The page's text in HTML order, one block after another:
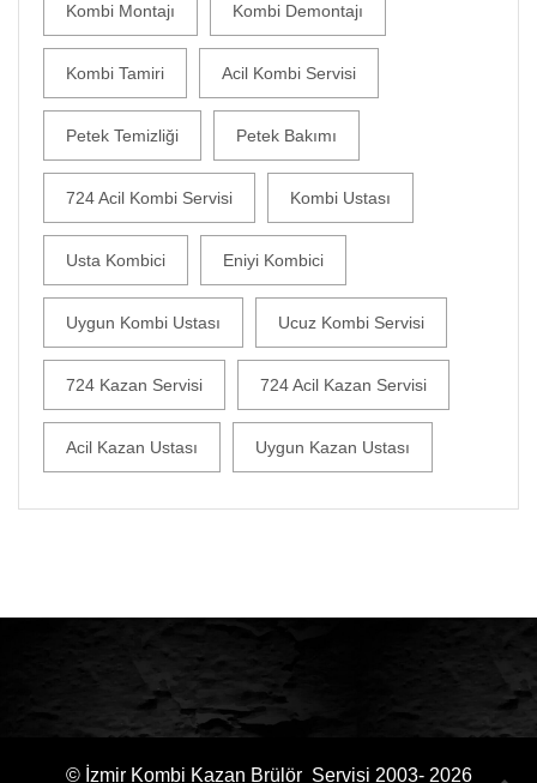
Kombi Montajı Kombi Demontajı
Kombi Tamiri Acil Kombi Servisi
Petek Temizliği Petek Bakımı
724 Acil Kombi Servisi Kombi Ustası
Usta Kombici Eniyi Kombici
Uygun Kombi Ustası Ucuz Kombi Servisi
724 Kazan Servisi 724 Acil Kazan Servisi
Acil Kazan Ustası Uygun Kazan Ustası
© İzmir Kombi Kazan Brülör Servisi 2003- 2026